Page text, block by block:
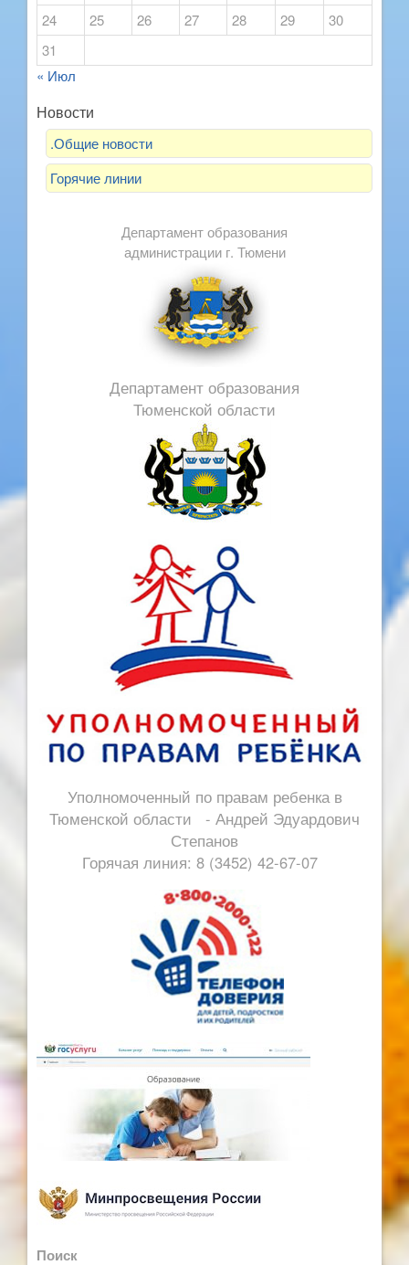
24
25 26 27 28 29
30
31
« Июл
Новости
.Общие новости
Горячие линии
Департамент образования
администрации г. Тюмени
Департамент образования
Тюменской области
Уполномоченный по правам ребенка в
Тюменской области - Андрей Эдуардович
Степанов
Горячая линия: 8 (3452) 42-67-07
Поиск